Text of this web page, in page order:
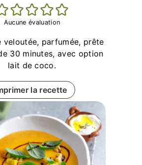
Aucune évaluation
veloutée, parfumée, prête
30 minutes, avec option
lait de coco.
la recette